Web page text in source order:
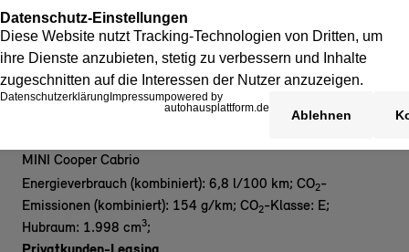
MINI Cooper Cabrio
Energieverbrauch (kombiniert): 6,8 l/100 km; CO2-
Emissionen (kombiniert): 154 g/km; CO2-Klasse: E;
Hubraum: 1.998 cm3;